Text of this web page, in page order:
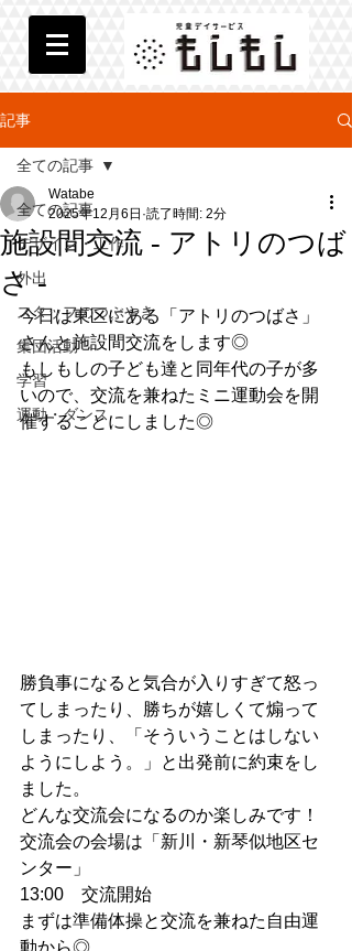
記事
全ての記事
デザイン・工作
外出
スタッフのつぶやき
集団活動
学習
運動・ダンス
全ての記事
施設間交流 - アトリのつば
さ -
Watabe
2025年12月6日 読了時間: 2分
今日は東区にある「アトリのつばさ」
さんと施設間交流をします◎
もしもしの子ども達と同年代の子が多
いので、交流を兼ねたミニ運動会を開
催することにしました◎
勝負事になると気合が入りすぎて怒っ
てしまったり、勝ちが嬉しくて煽って
しまったり、「そういうことはしない
ようにしよう。」と出発前に約束をし
ました。
どんな交流会になるのか楽しみです！
交流会の会場は「新川・新琴似地区セ
ンター」
13:00　交流開始
まずは準備体操と交流を兼ねた自由運
動から◎